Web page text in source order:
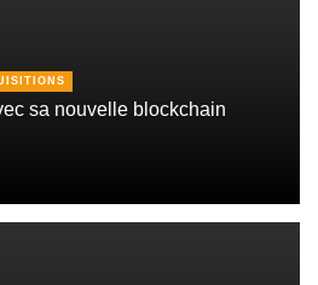
sa nouvelle blockchain